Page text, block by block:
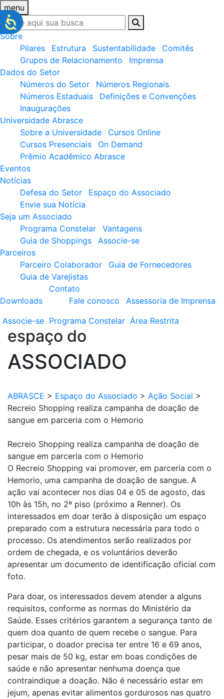
menu
Sobre
Pilares
Estrutura Sustentabilidade
Comitês
Grupos de Relacionamento
Imprensa
Dados do Setor
Números do Setor
Números Regionais
Números Estaduais
Definições e Convenções
Inaugurações
Universidade Abrasce
Sobre a Universidade
Cursos Online
Cursos Presenciais
On Demand
Prêmio Acadêmico Abrasce
Eventos
Notícias
Defesa do Setor
Espaço do Associado
Envie sua Notícia
Seja um Associado
Programa Constelar
Vantagens
Guia de Shoppings
Associe-se
Parceiros
Parceiro Colaborador
Guia de Fornecedores
Guia de Varejistas
Downloads
Contato
Fale conosco
Assessoria de Imprensa
Associe-se Programa Constelar Área Restrita
espaço do
ASSOCIADO
ABRASCE > Espaço do Associado > Ação Social >
Recreio Shopping realiza campanha de doação de
sangue em parceria com o Hemorio
Recreio Shopping realiza campanha de doação de
sangue em parceria com o Hemorio
O Recreio Shopping vai promover, em parceria com o
Hemorio, uma campanha de doação de sangue. A
ação vai acontecer nos dias 04 e 05 de agosto, das
10h às 15h, no 2º piso (próximo a Renner). Os
interessados em doar terão à disposição um espaço
preparado com a estrutura necessária para todo o
processo. Os atendimentos serão realizados por
ordem de chegada, e os voluntários deverão
apresentar um documento de identificação oficial com
foto.
Para doar, os interessados devem atender a alguns
requisitos, conforme as normas do Ministério da
Saúde. Esses critérios garantem a segurança tanto de
quem doa quanto de quem recebe o sangue. Para
participar, o doador precisa ter entre 16 e 69 anos,
pesar mais de 50 kg, estar em boas condições de
saúde e não apresentar nenhuma doença que
contraindique a doação. Não é necessário estar em
jejum, apenas evitar alimentos gordurosos nas quatro